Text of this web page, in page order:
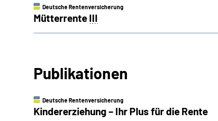
Deutsche Rentenversicherung
Mütterrente III
Publikationen
Deutsche Rentenversicherung
Kindererziehung – Ihr Plus für die Rente